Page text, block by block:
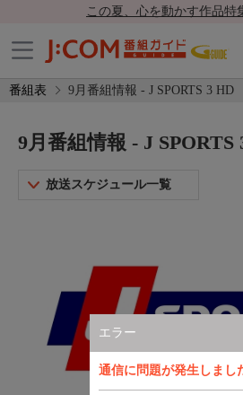
この夏、心を動かす作品特
番組表 9月番組情報 - J SPORTS 3 HD
エラー
通信に問題が発生しまし
9月番組情報 - J SPORTS
放送スケジュール一覧